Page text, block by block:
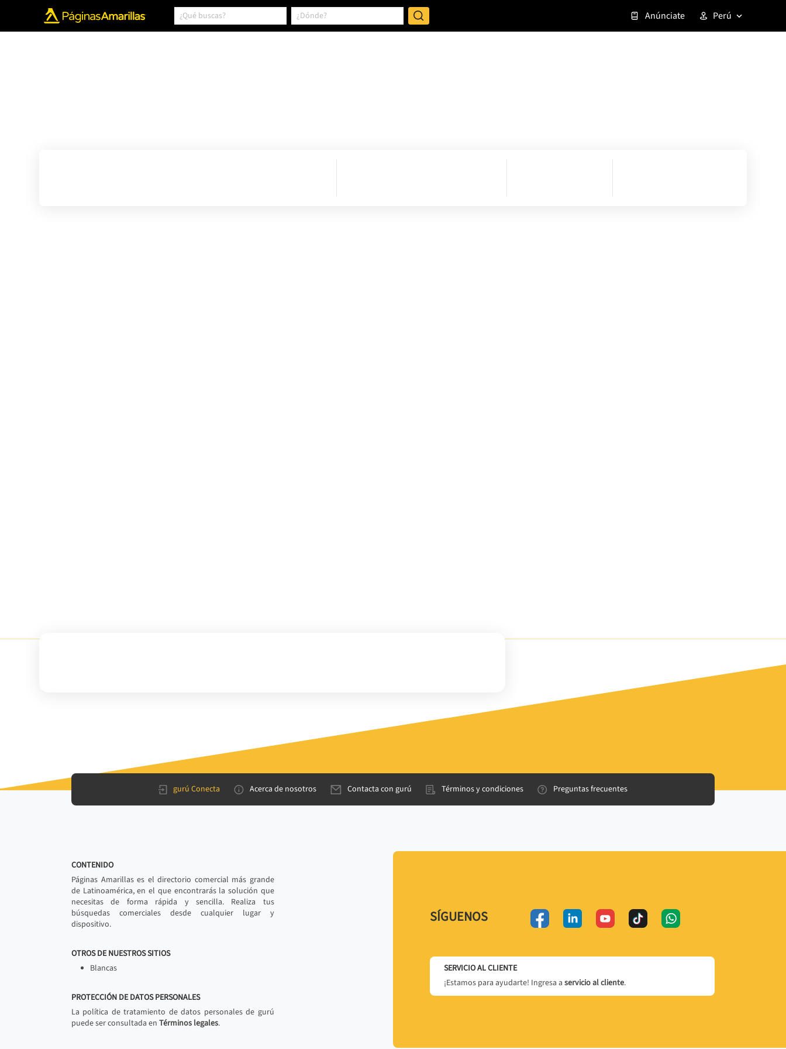
Anúnciate Perú
gurú Conecta Acerca de nosotros Contacta con gurú Términos y condiciones Preguntas frecuentes
CONTENIDO
Páginas Amarillas es el directorio comercial más grande
de Latinoamérica, en el que encontrarás la solución que
necesitas de forma rápida y sencilla. Realiza tus
búsquedas comerciales desde cualquier lugar y
dispositivo.
OTROS DE NUESTROS SITIOS
Blancas
PROTECCIÓN DE DATOS PERSONALES
La política de tratamiento de datos personales de gurú
puede ser consultada en Términos legales.
SÍGUENOS
SERVICIO AL CLIENTE
¡Estamos para ayudarte! Ingresa a servicio al cliente.